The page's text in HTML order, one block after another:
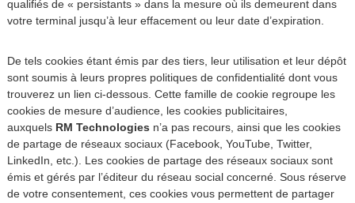
qualifiés de « persistants » dans la mesure où ils demeurent dans
votre terminal jusqu’à leur effacement ou leur date d’expiration.
De tels cookies étant émis par des tiers, leur utilisation et leur dépôt
sont soumis à leurs propres politiques de confidentialité dont vous
trouverez un lien ci-dessous. Cette famille de cookie regroupe les
cookies de mesure d’audience, les cookies publicitaires,
auxquels RM Technologies n’a pas recours, ainsi que les cookies
de partage de réseaux sociaux (Facebook, YouTube, Twitter,
LinkedIn, etc.). Les cookies de partage des réseaux sociaux sont
émis et gérés par l’éditeur du réseau social concerné. Sous réserve
de votre consentement, ces cookies vous permettent de partager